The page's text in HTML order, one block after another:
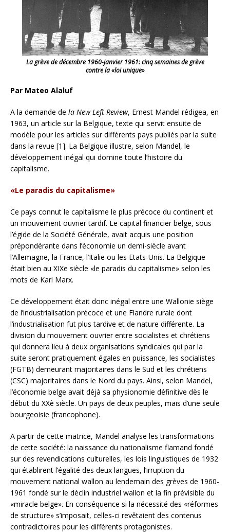
La grève de décembre 1960-janvier 1961: cinq semaines de grève
contre la «loi unique»
Par Mateo Alaluf
A la demande de la New Left Review, Ernest Mandel rédigea, en
1963, un article sur la Belgique, texte qui servit ensuite de
modèle pour les articles sur différents pays publiés par la suite
dans la revue [1]. La Belgique illustre, selon Mandel, le
développement inégal qui domine toute l’histoire du
capitalisme.
«Le paradis du capitalisme»
Ce pays connut le capitalisme le plus précoce du continent et
un mouvement ouvrier tardif. Le capital financier belge, sous
l’égide de la Société Générale, avait acquis une position
prépondérante dans l’économie un demi-siècle avant
l’Allemagne, la France, l’Italie ou les Etats-Unis. La Belgique
était bien au XIXe siècle «le paradis du capitalisme» selon les
mots de Karl Marx.
Ce développement était donc inégal entre une Wallonie siège
de l’industrialisation précoce et une Flandre rurale dont
l’industrialisation fut plus tardive et de nature différente. La
division du mouvement ouvrier entre socialistes et chrétiens
qui donnera lieu à deux organisations syndicales qui par la
suite seront pratiquement égales en puissance, les socialistes
(FGTB) demeurant majoritaires dans le Sud et les chrétiens
(CSC) majoritaires dans le Nord du pays. Ainsi, selon Mandel,
l’économie belge avait déjà sa physionomie définitive dès le
début du XXè siècle. Un pays de deux peuples, mais d’une seule
bourgeoisie (francophone).
A partir de cette matrice, Mandel analyse les transformations
de cette société: la naissance du nationalisme flamand fondé
sur des revendications culturelles, les lois linguistiques de 1932
qui établirent l’égalité des deux langues, l’irruption du
mouvement national wallon au lendemain des grèves de 1960-
1961 fondé sur le déclin industriel wallon et la fin prévisible du
«miracle belge». En conséquence si la nécessité des «réformes
de structure» s’imposait, celles-ci revêtaient des contenus
contradictoires pour les différents protagonistes.